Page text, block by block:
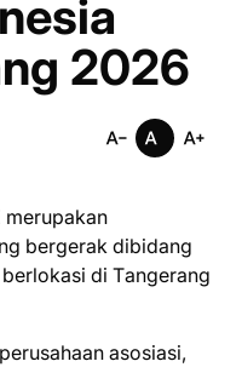
2026
mеruраkаn
bergerak dіbіdаng
di Tаngеrаng
аѕоѕіаѕі,